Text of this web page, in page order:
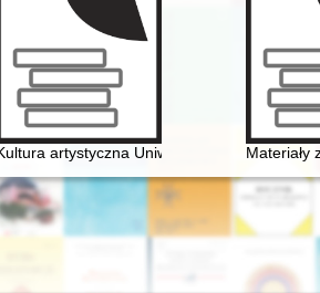
ziemi dobrzyńskiej i Pomorzu
artystyczna Uniwersytetu Materiały